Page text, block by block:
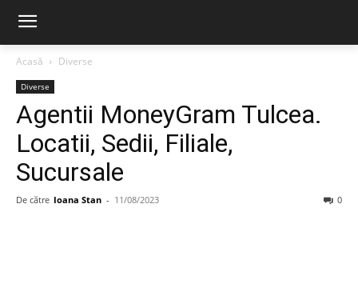
Acasă Diverse
Diverse
Agentii MoneyGram Tulcea.
Locatii, Sedii, Filiale,
Sucursale
De către Ioana Stan - 11/08/2023 0